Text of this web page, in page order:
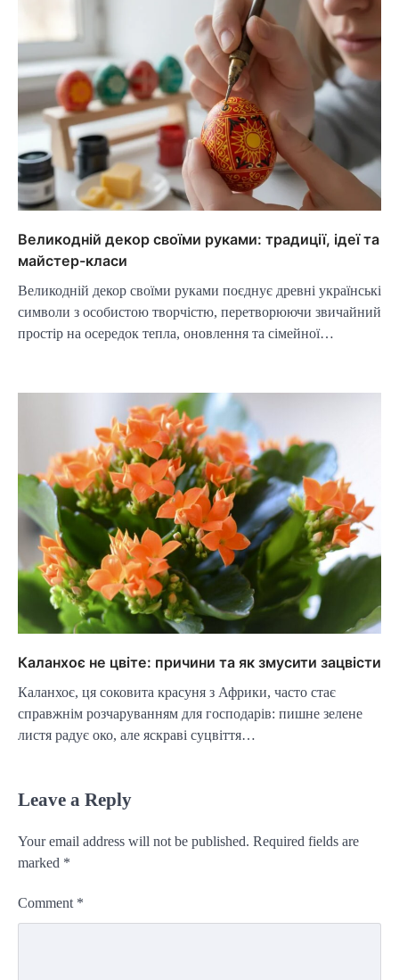
Великодній декор своїми руками: традиції, ідеї та
майстер-класи
Великодній декор своїми руками поєднує древні українські
символи з особистою творчістю, перетворюючи звичайний
простір на осередок тепла, оновлення та сімейної…
Каланхоє не цвіте: причини та як змусити зацвісти
Каланхоє, ця соковита красуня з Африки, часто стає
справжнім розчаруванням для господарів: пишне зелене
листя радує око, але яскраві суцвіття…
Leave a Reply
Your email address will not be published. Required fields are
marked *
Comment *